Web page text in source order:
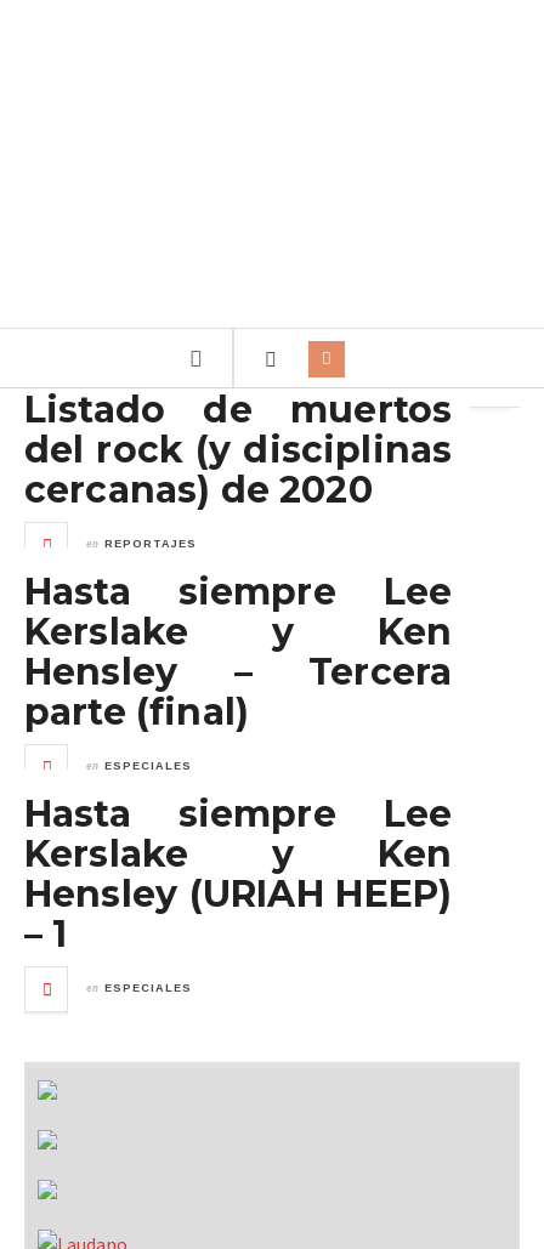
Listado de muertos
del rock (y disciplinas
cercanas) de 2020
en REPORTAJES
Hasta siempre Lee
Kerslake y Ken
Hensley – Tercera
parte (final)
en ESPECIALES
Hasta siempre Lee
Kerslake y Ken
Hensley (URIAH HEEP)
– 1
en ESPECIALES